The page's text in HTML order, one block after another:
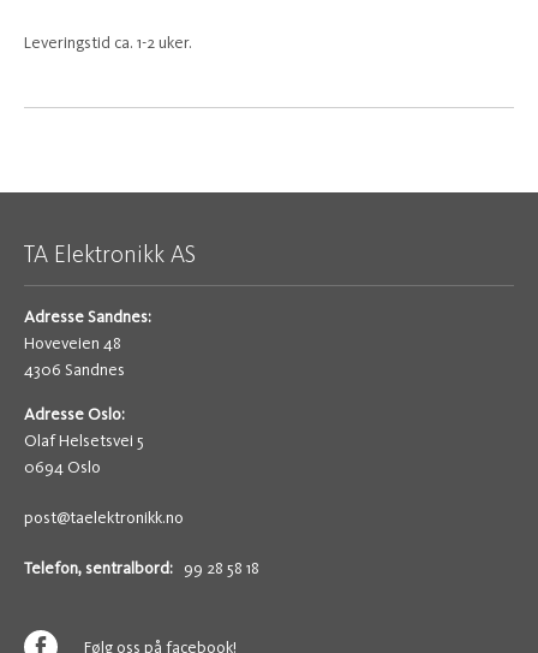
Leveringstid ca. 1-2 uker.
TA Elektronikk AS
Adresse Sandnes:
Hoveveien 48
4306 Sandnes
Adresse Oslo:
Olaf Helsetsvei 5
0694 Oslo
post@taelektronikk.no
Telefon, sentralbord: 99 28 58 18
Følg oss på facebook!